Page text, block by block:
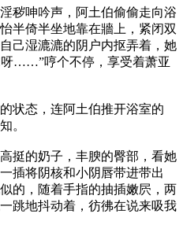
呻吟声，阿土伯偷偷走向浴
半倚半坐地靠在牆上，紧闭双
己湿漉漉的阴户内抠弄着，她
……”哼个不停，享受着萧亚
态，连阿土伯推开浴室的
。
的奶子，丰腴的臀部，看她
插将阴核和小阴唇带进带出
的，随着手指的抽插嫩屄，两
跳地抖动着，彷彿在说来吸我